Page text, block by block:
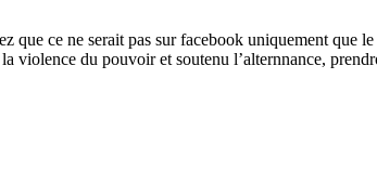
ce ne serait pas sur facebook uniquement que
du pouvoir et soutenu l’alternnance,